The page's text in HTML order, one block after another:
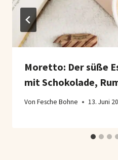
Moretto: Der süße
mit Schokolade,
Von Fesche Bohne 13. Juni